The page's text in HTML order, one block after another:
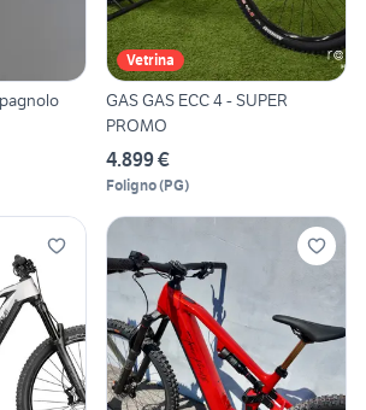
Vetrina
GAS GAS ECC 4 - SUPER
PROMO
4.899 €
Foligno(PG)